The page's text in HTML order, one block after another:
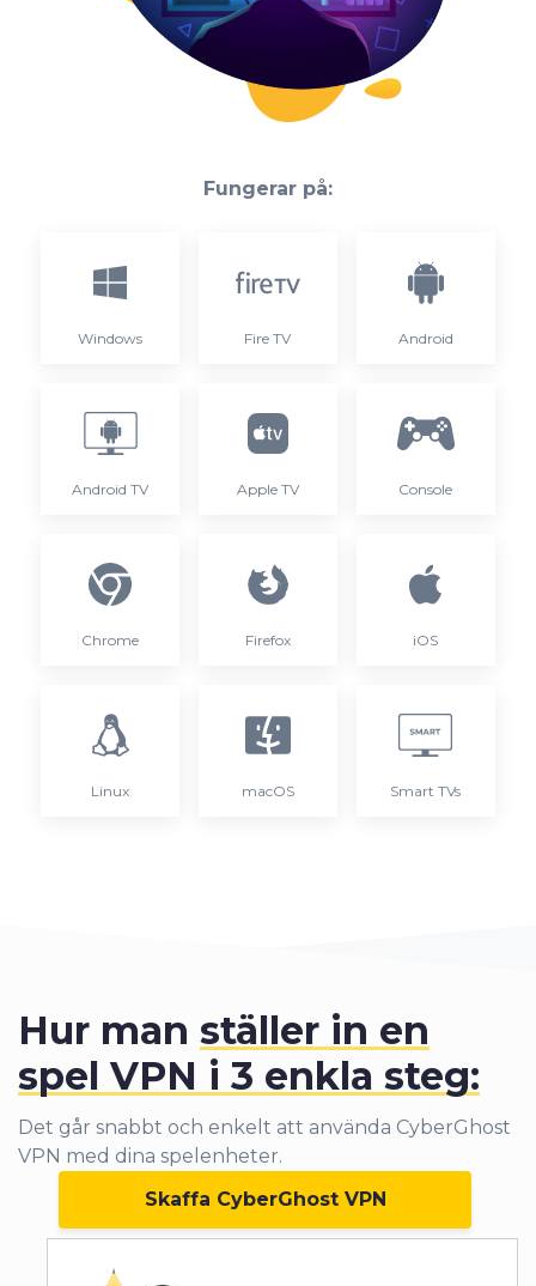
Fungerar på:
Windows Fire TV Android
Android TV Apple TV Console
Chrome Firefox iOS
Linux macOS Smart TVs
Hur man ställer in en
spel VPN i 3 enkla steg:
Det går snabbt och enkelt att använda CyberGhost
VPN med dina spelenheter.
Skaffa CyberGhost VPN